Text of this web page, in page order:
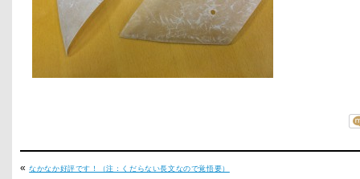
«なかなか好評です！（注：くだらない長文なので覚悟要）